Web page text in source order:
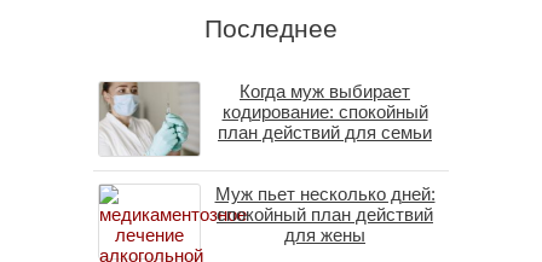
Последнее
Когда муж выбирает
кодирование: спокойный
план действий для семьи
Муж пьет несколько дней:
спокойный план действий
для жены